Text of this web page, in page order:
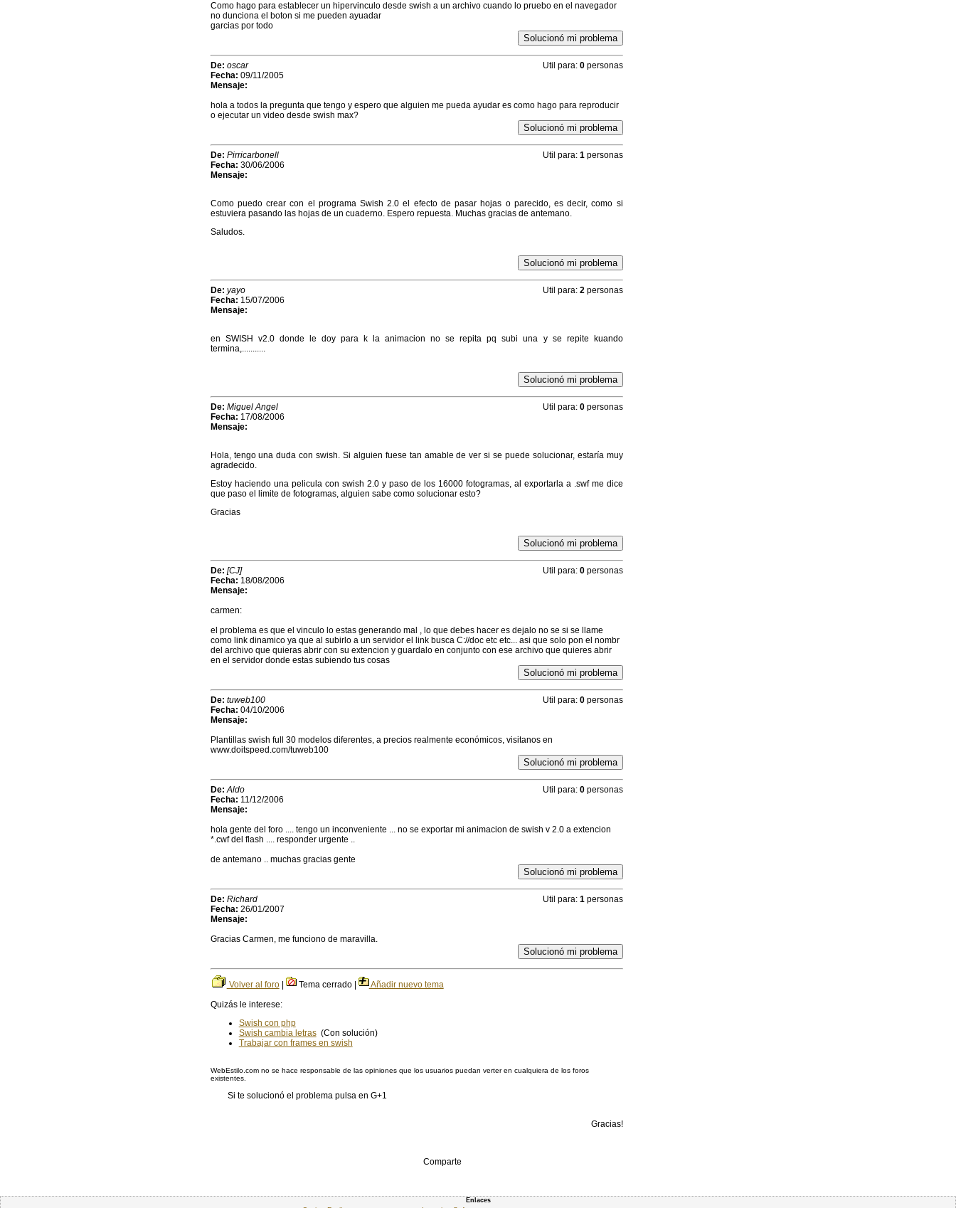
Como hago para establecer un hipervinculo desde swish a un archivo cuando lo pruebo en el navegador
no dunciona el boton si me pueden ayuadar
garcias por todo
Solucionó mi problema
De: oscar Util para: 0personas
Fecha: 09/11/2005
Mensaje:
hola a todos la pregunta que tengo y espero que alguien me pueda ayudar es como hago para reproducir
o ejecutar un video desde swish max?
Solucionó mi problema
De: Pirricarbonell Util para: 1personas
Fecha: 30/06/2006
Mensaje:
Como puedo crear con el programa Swish 2.0 el efecto de pasar hojas o parecido, es decir, como si
estuviera pasando las hojas de un cuaderno. Espero repuesta. Muchas gracias de antemano.
Saludos.
Solucionó mi problema
De: yayo Util para: 2personas
Fecha: 15/07/2006
Mensaje:
en SWISH v2.0 donde le doy para k la animacion no se repita pq subi una y se repite kuando
termina,...........
Solucionó mi problema
De: Miguel Angel Util para: 0personas
Fecha: 17/08/2006
Mensaje:
Hola, tengo una duda con swish. Si alguien fuese tan amable de ver si se puede solucionar, estaría muy
agradecido.
Estoy haciendo una pelicula con swish 2.0 y paso de los 16000 fotogramas, al exportarla a .swf me dice
que paso el limite de fotogramas, alguien sabe como solucionar esto?
Gracias
Solucionó mi problema
De: [CJ] Util para: 0personas
Fecha: 18/08/2006
Mensaje:
carmen:
el problema es que el vinculo lo estas generando mal , lo que debes hacer es dejalo no se si se llame
como link dinamico ya que al subirlo a un servidor el link busca C://doc etc etc... asi que solo pon el nombr
del archivo que quieras abrir con su extencion y guardalo en conjunto con ese archivo que quieres abrir
en el servidor donde estas subiendo tus cosas
Solucionó mi problema
De: tuweb100 Util para: 0personas
Fecha: 04/10/2006
Mensaje:
Plantillas swish full 30 modelos diferentes, a precios realmente económicos, visitanos en
www.doitspeed.com/tuweb100
Solucionó mi problema
De: Aldo Util para: 0personas
Fecha: 11/12/2006
Mensaje:
hola gente del foro .... tengo un inconveniente ... no se exportar mi animacion de swish v 2.0 a extencion
*.cwf del flash .... responder urgente ..
de antemano .. muchas gracias gente
Solucionó mi problema
De: Richard Util para: 1personas
Fecha: 26/01/2007
Mensaje:
Gracias Carmen, me funciono de maravilla.
Solucionó mi problema
Volver al foro| Tema cerrado |
Añadir nuevo tema
Quizás le interese:
Swish con php
Swish cambia letras(Con solución)
Trabajar con frames en swish
WebEstilo.com no se hace responsable de las opiniones que los usuarios puedan verter en cualquiera de los foros
existentes.
Si te solucionó el problema pulsa en G+1
Gracias!
Comparte
Enlaces